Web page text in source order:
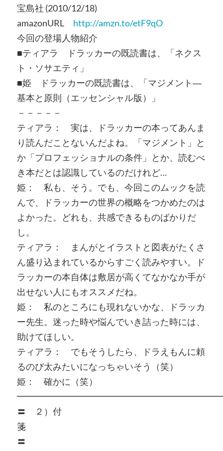
宝島社 (2010/12/18)
amazonURL http://amzn.to/etF9qO
今回の登場人物紹介
■ティアラ ドラッカーの既読書は、「ネクス
ト・ソサエティ」
■姫 ドラッカーの既読書は、「マジメント―
基本と原則（エッセンシャル版）」
－－－－－
ティアラ： 実は、ドラッカーの本ってあんま
り読んだことないんだよね。「マジメント」と
か「プロフェッショナルの条件」とか、読むべ
き本だとは認識しているのだけれど…
姫： 私も、そう。でも、今回このムックを読
んで、ドラッカーの世界の概略をつかめたのは
よかった。どれも、共感できるものばかりだ
し。
ティアラ： まんがとイラストと図表がたくさ
ん盛り込まれているからすごく読みやすい。ド
ラッカーの本自体は敷居が高くてなかなか手が
出せない人にもオススメだね。
姫： 私のところにも現れないかな、ドラッカ
ー先生。迷った時や悩んでいき詰った時には、
助けてほしい。
ティアラ： でもそうしたら、ドラえもんに頼
るのび太みたいになっちゃいそう（笑）
姫： 確かに（笑）
〓 ２）付
〓